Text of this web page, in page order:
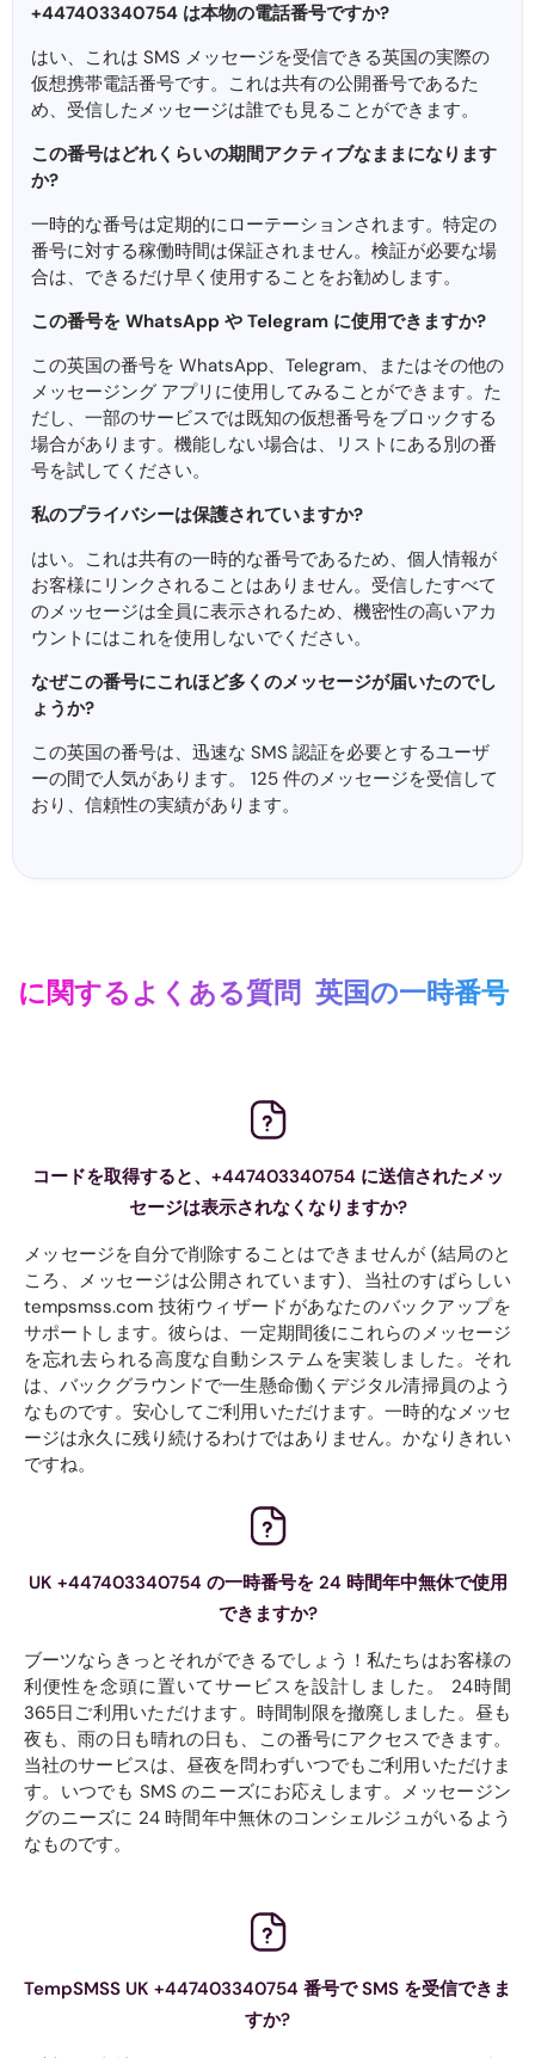
+447403340754 は本物の電話番号ですか?
はい、これは SMS メッセージを受信できる英国の実際の
仮想携帯電話番号です。これは共有の公開番号であるた
め、受信したメッセージは誰でも見ることができます。
この番号はどれくらいの期間アクティブなままになります
か?
一時的な番号は定期的にローテーションされます。特定の
番号に対する稼働時間は保証されません。検証が必要な場
合は、できるだけ早く使用することをお勧めします。
この番号を WhatsApp や Telegram に使用できますか?
この英国の番号を WhatsApp、Telegram、またはその他の
メッセージング アプリに使用してみることができます。た
だし、一部のサービスでは既知の仮想番号をブロックする
場合があります。機能しない場合は、リストにある別の番
号を試してください。
私のプライバシーは保護されていますか?
はい。これは共有の一時的な番号であるため、個人情報が
お客様にリンクされることはありません。受信したすべて
のメッセージは全員に表示されるため、機密性の高いアカ
ウントにはこれを使用しないでください。
なぜこの番号にこれほど多くのメッセージが届いたのでし
ょうか?
この英国の番号は、迅速な SMS 認証を必要とするユーザ
ーの間で人気があります。 125 件のメッセージを受信して​​
おり、信頼性の実績があります。
に関するよくある質問 英国の一時番号
コードを取得すると、+447403340754 に送信されたメッ
セージは表示されなくなりますか?
メッセージを自分で削除することはできませんが (結局のと
ころ、メッセージは公開されています)、当社のすばらしい
tempsmss.com 技術ウィザードがあなたのバックアップを
サポートします。彼らは、一定期間後にこれらのメッセージ
を忘れ去られる高度な自動システムを実装しました。それ
は、バックグラウンドで一生懸命働くデジタル清掃員のよう
なものです。安心してご利用いただけます。一時的なメッセ
ージは永久に残り続けるわけではありません。かなりきれい
ですね。
UK +447403340754 の一時番号を 24 時間年中無休で使用
できますか?
ブーツならきっとそれができるでしょう！私たちはお客様の
利便性を念頭に置いてサービスを設計しました。 24時間
365日ご利用いただけます。時間制限を撤廃しました。昼も
夜も、雨の日も晴れの日も、この番号にアクセスできます。
当社のサービスは、昼夜を問わずいつでもご利用いただけま
す。いつでも SMS のニーズにお応えします。メッセージン
グのニーズに 24 時間年中無休のコンシェルジュがいるよう
なものです。
TempSMSS UK +447403340754 番号で SMS を受信できま
すか?